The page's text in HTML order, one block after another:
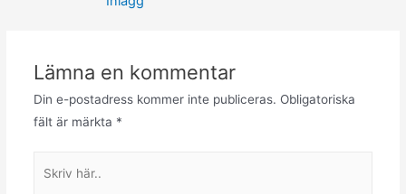
Lämna en kommentar
Din e-postadress kommer inte publiceras. Obligatoriska
fält är märkta *